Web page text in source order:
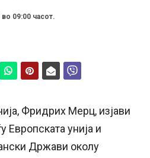
09:00 часот.
Фридрих Мерц, изјави
Европската унија и
Држави околу